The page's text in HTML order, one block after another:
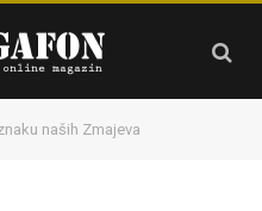
naših Zmajeva